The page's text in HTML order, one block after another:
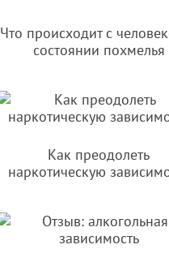
Что происходит с
состоянии похмелья
Как преодолеть
наркотическую